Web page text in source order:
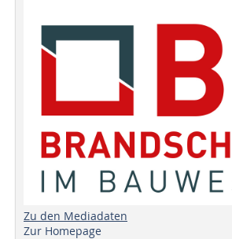
Zu den Mediadaten
Zur Homepage